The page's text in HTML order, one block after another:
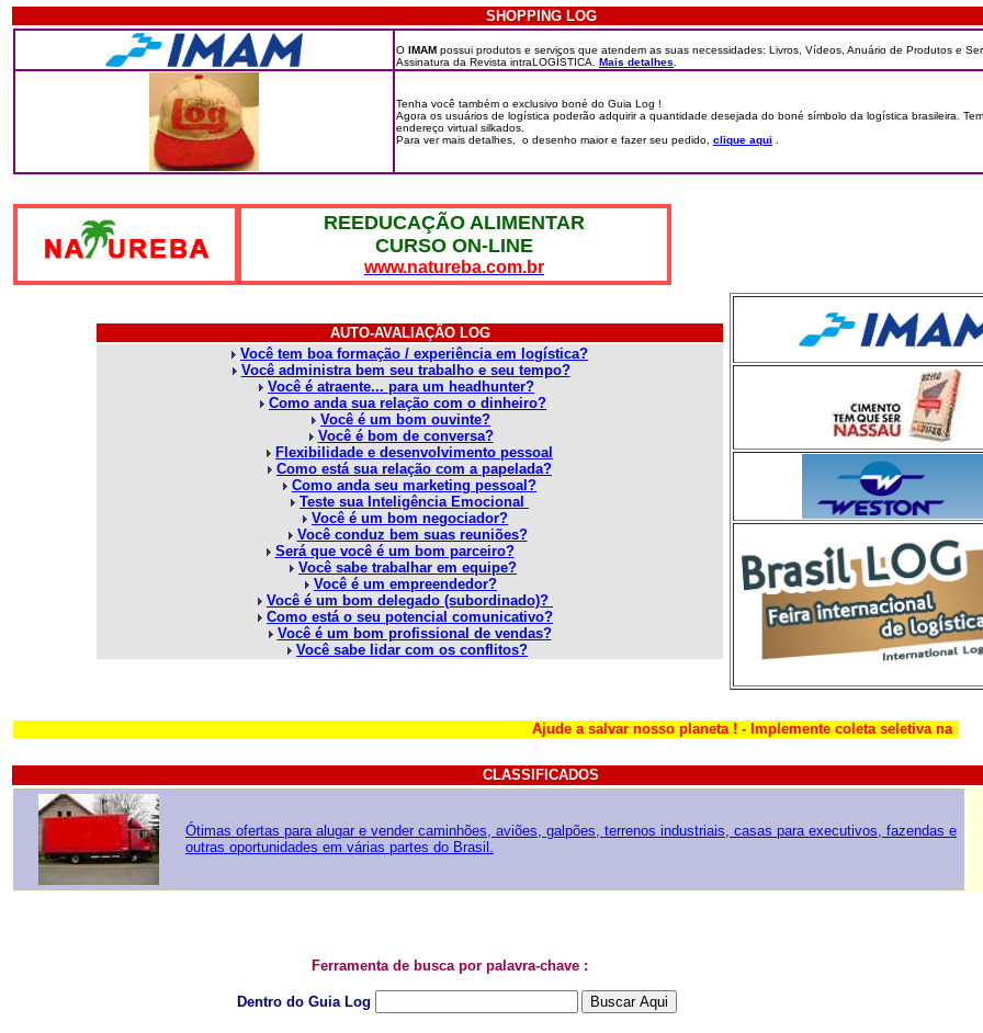
SHOPPING LOG
O IMAM possui produtos e serviços que atendem as suas necessidades: Livros, Vídeos, Anuário de Produtos e
Assinatura da Revista intraLOGÍSTICA. Mais detalhes
Tenha você também o exclusivo boné do Guia Log !
Agora os usuários de logística poderão adquirir a quantidade desejada do boné símbolo da logística brasileira.
endereço virtual silkados.
Para ver mais detalhes, o desenho maior e fazer seu pedido, clique aqui
REEDUCAÇÃO ALIMENTAR
CURSO ON-LINE
www.natureba.com.br
AUTO-AVALIAÇÃO LOG
Você tem boa formação / experiência em logística?
Você administra bem seu trabalho e seu tempo?
Você é atraente... para um headhunter?
Como anda sua relação com o dinheiro?
Você é um bom ouvinte?
Você é bom de conversa?
Flexibilidade e desenvolvimento pessoal
Como está sua relação com a papelada?
Como anda seu marketing pessoal?
Teste sua Inteligência Emocional
Você é um bom negociador?
Você conduz bem suas reuniões?
Será que você é um bom parceiro?
Você sabe trabalhar em equipe?
Você é um empreendedor?
Você é um bom delegado (subordinado)?
Como está o seu potencial comunicativo?
Você é um bom profissional de vendas?
Você sabe lidar com os conflitos?
Ajude a salvar nosso planeta ! - Implemente coleta seletiva na sua
CLASSIFICADOS
Ótimas ofertas para alugar e vender caminhões, aviões, galpões, terrenos industriais, casas para executivos, fazendas e
outras oportunidades em várias partes do Brasil.
Ferramenta de busca por palavra-chave :
Dentro do Guia Log